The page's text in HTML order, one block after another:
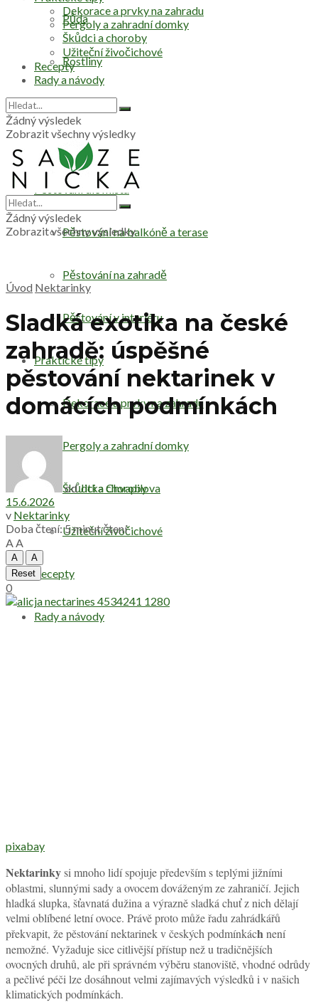
Půda
Rostliny
Zelenina
Pěstování dle místa
Pěstování na balkóně a terase
Pěstování na zahradě
Pěstování v interiéru
Praktické tipy
Dekorace a prvky na zahradu
Pergoly a zahradní domky
Škůdci a choroby
Užiteční živočichové
Recepty
Rady a návody
Dekorace a prvky na zahradu
Pergoly a zahradní domky
Škůdci a choroby
Užiteční živočichové
Recepty
Rady a návody
Žádný výsledek
Zobrazit všechny výsledky
Žádný výsledek
Zobrazit všechny výsledky
Úvod Nektarinky
Sladká exotika na české
zahradě: úspěšné
pěstování nektarinek v
domácích podmínkách
odJitka Chvapilova
15.6.2026
v Nektarinky
Doba čtení: 5 minut čtení
AA
A
A
Reset
0
pixabay
Nektarinkysi mnoho lidí spojuje především s teplými jižními
oblastmi, slunnými sady a ovocem dováženým ze zahraničí. Jejich
hladká slupka, šťavnatá dužina a výrazně sladká chuť z nich dělají
velmi oblíbené letní ovoce. Právě proto může řadu zahrádkářů
překvapit, že pěstování nektarinek v českých podmínkáchnení
nemožné. Vyžaduje sice citlivější přístup než u tradičnějších
ovocných druhů, ale při správném výběru stanoviště, vhodné odrůdy
a pečlivé péči lze dosáhnout velmi zajímavých výsledků i v našich
klimatických podmínkách.